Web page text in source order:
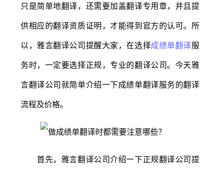
只是简单地翻译，还需要加盖翻译专用章，并且提
供相应的翻译资质证明，才能得到官方的认可。所
以，雅言翻译公司提醒大家，在选择成绩单翻译服
务时，一定要选择正规，专业的翻译公司。今天雅
言翻译公司就简单介绍一下成绩单翻译服务的翻译
流程及价格。
首先，雅言翻译公司介绍一下正规翻译公司提